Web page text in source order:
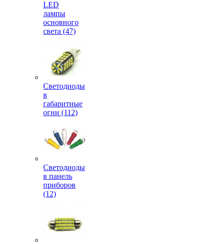
LED
лампы
основного
света (47)
Светодиоды
в
габаритные
огни (112)
Светодиоды
в панель
приборов
(12)